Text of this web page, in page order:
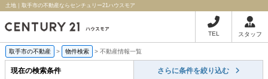
土地｜取手市の不動産ならセンチュリー21ハウスモア
TEL スタッフ
取手市の不動産 > 物件検索 > 不動産情報一覧
現在の検索条件 さらに条件を絞り込む